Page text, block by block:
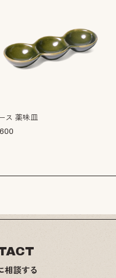
ス 薬味皿
相談する